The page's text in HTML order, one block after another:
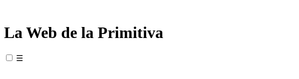
La Web de la Primitiva
☰